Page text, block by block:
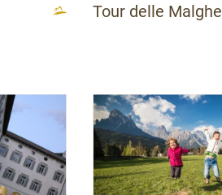
Tour delle Malghe